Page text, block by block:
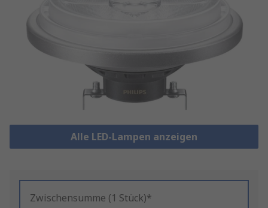
Alle LED-Lampen anzeigen
Zwischensumme (1 Stück)*